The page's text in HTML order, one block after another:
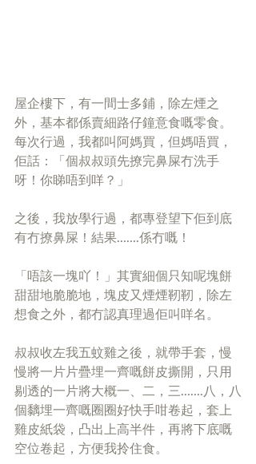
屋企樓下，有一間士多鋪，除左煙之
外，基本都係賣細路仔鐘意食嘅零食。
每次行過，我都叫阿媽買，但媽唔買，
佢話：「個叔叔頭先撩完鼻屎冇洗手
呀！你睇唔到咩？」
之後，我放學行過，都專登望下佢到底
有冇撩鼻屎！結果.......係冇嘅！
「唔該一塊吖！」其實細個只知呢塊餅
甜甜地脆脆地，塊皮又煙煙靭靭，除左
想食之外，都冇認真理過佢叫咩名。
叔叔收左我五蚊雞之後，就帶手套，慢
慢將一片片疊埋一齊嘅餅皮撕開，只用
剔透的一片將大概一、二，三.......八，八
個黐埋一齊嘅圈圈好快手咁卷起，套上
雞皮紙袋，凸出上高半件，再將下底嘅
空位卷起，方便我拎住食。